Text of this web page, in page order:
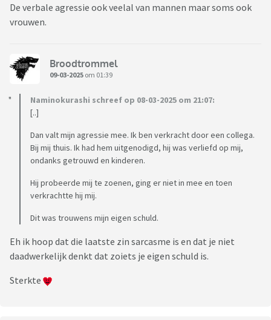
De verbale agressie ook veelal van mannen maar soms ook
vrouwen.
Broodtrommel
09-03-2025 om 01:39
Naminokurashi schreef op 08-03-2025 om 21:07:
[..]
Dan valt mijn agressie mee. Ik ben verkracht door een collega.
Bij mij thuis. Ik had hem uitgenodigd, hij was verliefd op mij,
ondanks getrouwd en kinderen.
Hij probeerde mij te zoenen, ging er niet in mee en toen
verkrachtte hij mij.
Dit was trouwens mijn eigen schuld.
Eh ik hoop dat die laatste zin sarcasme is en dat je niet
daadwerkelijk denkt dat zoiets je eigen schuld is.
Sterkte